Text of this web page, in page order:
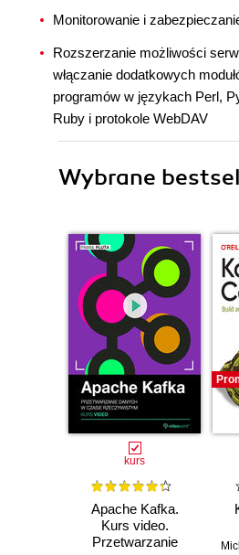
Monitorowanie i
Rozszerzanie możliwości
włączanie dodatkowych
programów w językach Perl,
Ruby i protokole WebDAV
Wybrane
kurs
Apache Kafka.
Kurs video.
Przetwarzanie